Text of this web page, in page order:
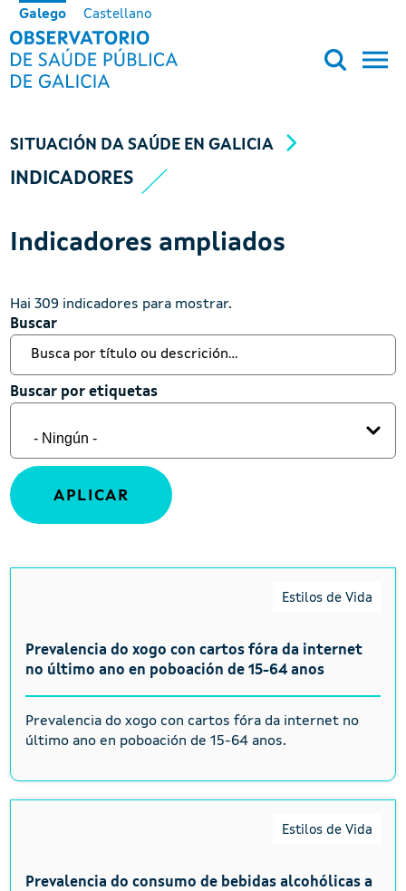
Ir o contido principal
Galego Castellano
OBSERVATORIO DE SALUD
SITUACIÓN DA SAÚDE EN GALICIA
INDICADORES
Indicadores ampliados
Hai 309 indicadores para mostrar.
Buscar
Buscar
Buscar por etiquetas
Buscar por etiquetas
Estilos de Vida
Prevalencia do xogo con cartos fóra da internet
no último ano en poboación de 15-64 anos
Prevalencia do xogo con cartos fóra da internet no
último ano en poboación de 15-64 anos.
Estilos de Vida
Prevalencia do consumo de bebidas alcohólicas a